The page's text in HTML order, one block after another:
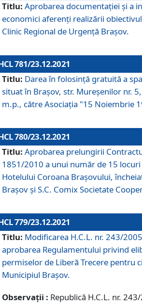
Titlu: Aprobarea documentației și a
economici aferenți realizării
Clinic Regional de Urgență Brașov.
781/23.12.2021
Titlu: Darea în folosinţă gratuită a
situat în Braşov, str. Mureşenilor nr.
m.p., către Asociaţia "15 Noiembrie
780/23.12.2021
Titlu: Aprobarea prelungirii
1851/2010 a unui număr de 15
Hotelului Coroana Brașovului,
Braşov şi S.C. Comix Societate
779/23.12.2021
Titlu: Modificarea H.C.L. nr. 243/
aprobarea Regulamentului privind
permiselor de Liberă Trecere pentru
Municipiul Braşov.
Observații : Republică H.C.L. nr.